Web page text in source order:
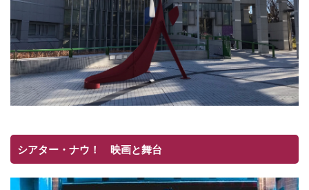
シアター・ナウ！ 映画と舞台